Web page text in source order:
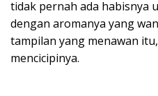
tidak pernah ada habisnya
dengan aromanya yang
tampilan yang menawan
mencicipinya.